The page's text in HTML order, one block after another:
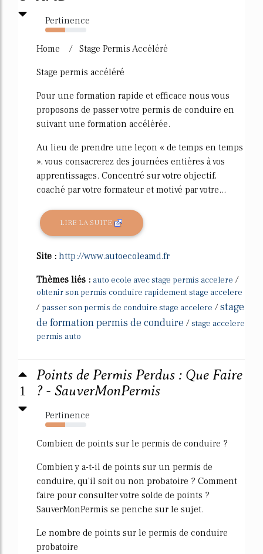
Pertinence
49%
Home / Stage Permis Accéléré
Stage permis accéléré
Pour une formation rapide et efficace nous vous
proposons de passer votre permis de conduire en
suivant une formation accélérée.
Au lieu de prendre une leçon « de temps en temps
», vous consacrerez des journées entières à vos
apprentissages. Concentré sur votre objectif,
coaché par votre formateur et motivé par votre...
LIRE LA SUITE
Site : http://www.autoecoleamd.fr
Thèmes liés : auto ecole avec stage permis accelere /
obtenir son permis conduire rapidement stage accelere
/ passer son permis de conduire stage accelere /stage
de formation permis de conduire /stage accelere
permis auto
1
Points de Permis Perdus : Que Faire
? - SauverMonPermis
Pertinence
48%
Combien de points sur le permis de conduire ?
Combien y a-t-il de points sur un permis de
conduire, qu'il soit ou non probatoire ? Comment
faire pour consulter votre solde de points ?
SauverMonPermis se penche sur le sujet.
Le nombre de points sur le permis de conduire
probatoire